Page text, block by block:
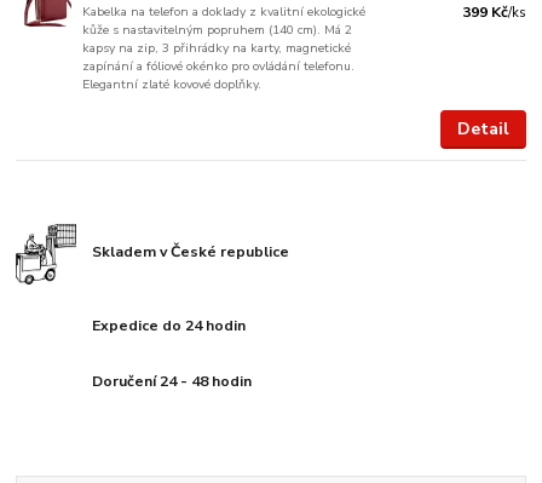
Kabelka na telefon a doklady z kvalitní ekologické
kůže s nastavitelným popruhem (140 cm). Má 2
kapsy na zip, 3 přihrádky na karty, magnetické
zapínání a fóliové okénko pro ovládání telefonu.
Elegantní zlaté kovové doplňky.
399 Kč/ks
Detail
Skladem v České republice
Expedice do 24 hodin
Doručení 24 - 48 hodin